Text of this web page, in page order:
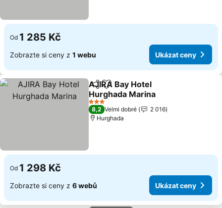
Od 1 285 Kč
Zobrazte si ceny z 1 webu Ukázat ceny
SdíletPřidat na seznam oblíbených
AJIRA Bay Hotel
Hurghada Marina
Ukázat ceny
3 Počet hvězdiček
8,2 Velmi dobré
2 016
Hurghada
Od 1 298 Kč
Zobrazte si ceny z 6 webů Ukázat ceny